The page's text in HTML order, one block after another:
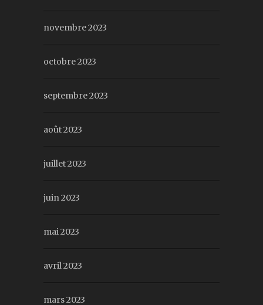
novembre 2023
octobre 2023
septembre 2023
août 2023
juillet 2023
juin 2023
mai 2023
avril 2023
mars 2023